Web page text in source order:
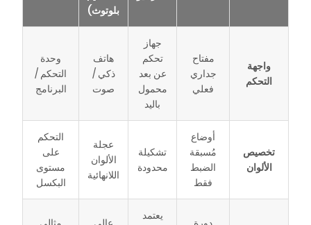
بلوتوث)
واجهة
التحكم
مفتاح
جداري
فعلي
جهاز
تحكم
عن بعد
محمول
باليد
هاتف
ذكي /
صوت
وحدة
التحكم /
البرنامج
تخصيص
الألوان
أوضاع
مُسبقة
الضبط
فقط
تشكيلة
محدودة
عجلة
الألوان
اللانهائية
التحكم
على
مستوى
البكسل
يعتمد